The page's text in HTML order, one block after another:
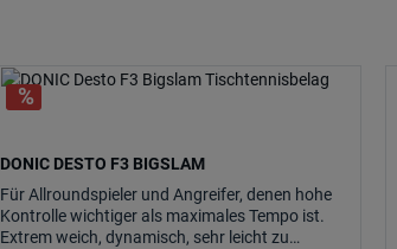
DONIC DESTO F3 BIGSLAM
Für Allroundspieler und Angreifer, denen hohe
Kontrolle wichtiger als maximales Tempo ist.
Extrem weich, dynamisch, sehr leicht zu